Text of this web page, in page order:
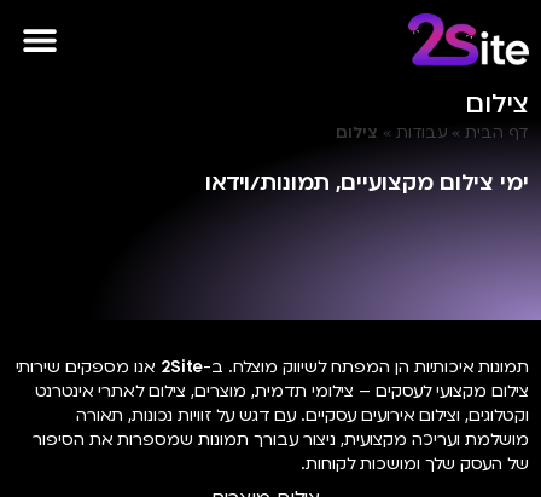
צילום
דף הבית » עבודות » צילום
ימי צילום מקצועיים, תמונות/וידאו
תמונות איכותיות הן המפתח לשיווק מוצלח. ב-2Site אנו מספקים שירותי
צילום מקצועי לעסקים – צילומי תדמית, מוצרים, צילום לאתרי אינטרנט
וקטלוגים, וצילום אירועים עסקיים. עם דגש על זוויות נכונות, תאורה
מושלמת ועריכה מקצועית, ניצור עבורך תמונות שמספרות את הסיפור
של העסק שלך ומושכות לקוחות.